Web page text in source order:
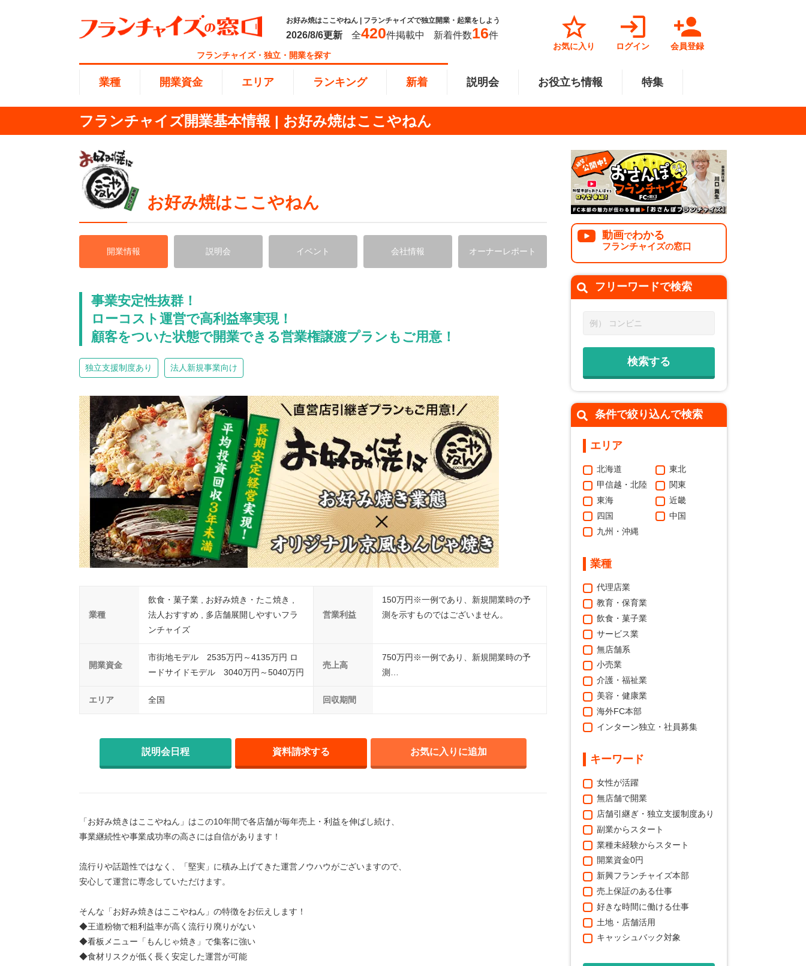
お好み焼はここやねん | フランチャイズで独立開業・起業をしよう
2026/8/6更新 全420件掲載中 新着件数16件
お気に入り ログイン
会員登録
フランチャイズ・独立・開業を探す
業種
業種
サービス業
美容・健康業
開業資金
開業資金
301万円～500万円 501万円～1000万円
エリア
エリア
関東
中国
ランキング
ランキング
総合ランキング
リペアクリーニング
100万以下で開業 法人様オススメ
副業・サイドビジネス 週間ランキング
新着 説明会 お役立ち情報 特集
フランチャイズ開業基本情報 | お好み焼はここやねん
お好み焼はここやねん
開業情報 説明会 イベント 会社情報 オーナーレポート
事業安定性抜群！
ローコスト運営で高利益率実現！
顧客をついた状態で開業できる営業権譲渡プランもご用意！
独立支援制度あり 法人新規事業向け
業種
飲食・菓子業 , お好み焼き・たこ焼き ,
法人おすすめ , 多店舗展開しやすいフラ
ンチャイズ
営業利益
150万円※一例であり、新規開業時の予
測を示すものではございません。
開業資金
市街地モデル 2535万円～4135万円 ロ
ードサイドモデル 3040万円～5040万円
売上高
750万円※一例であり、新規開業時の予
測…
エリア 全国 回収期間
説明会日程 資料請求する お気に入りに追加
「お好み焼きはここやねん」はこの10年間で各店舗が毎年売上・利益を伸ばし続け、
事業継続性や事業成功率の高さには自信があります！
流行りや話題性ではなく、「堅実」に積み上げてきた運営ノウハウがございますので、
安心して運営に専念していただけます。
そんな「お好み焼きはここやねん」の特徴をお伝えします！
◆王道粉物で粗利益率が高く流行り廃りがない
◆看板メニュー「もんじゃ焼き」で集客に強い
◆食材リスクが低く長く安定した運営が可能
動画でわかる
フランチャイズの窓口
フリーワードで検索
条件で絞り込んで検索
エリア
北海道
東北
甲信越・北陸
関東
東海
近畿
四国
中国
九州・沖縄
業種
代理店業
教育・保育業
飲食・菓子業
サービス業
無店舗系
小売業
介護・福祉業
美容・健康業
海外FC本部
インターン独立・社員募集
キーワード
女性が活躍
無店舗で開業
店舗引継ぎ・独立支援制度あり
副業からスタート
業種未経験からスタート
開業資金0円
新興フランチャイズ本部
売上保証のある仕事
好きな時間に働ける仕事
土地・店舗活用
キャッシュバック対象